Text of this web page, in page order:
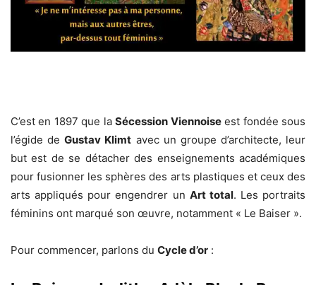
C’est en 1897 que laSécession Viennoiseest fondée sous
l’égide deGustav Klimt avec un groupe d’architecte, leur
but est de se détacher des enseignements académiques
pour fusionner les sphères des arts plastiques et ceux des
arts appliqués pour engendrer un Art total. Les portraits
féminins ont marqué son œuvre, notamment « Le Baiser ».
Pour commencer, parlons du Cycle d’or :